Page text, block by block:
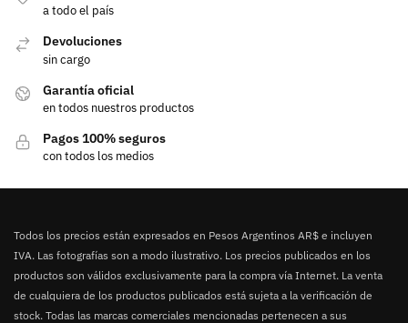
a todo el país
Devoluciones
sin cargo
Garantía oficial
en todos nuestros productos
Pagos 100% seguros
con todos los medios
Todos los precios están expresados en Pesos Argentinos AR$ e incluyen
IVA. Las fotografías son a modo ilustrativo. Los precios publicados en los
productos son válidos exclusivamente para la compra vía Internet. La venta
de cualquiera de los productos publicados está sujeta a la verificación de
stock. Todas las marcas comerciales mencionadas pertenecen a sus